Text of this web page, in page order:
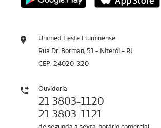
Unimed Leste Fluminense
Rua Dr. Borman, 51 - Niterói - RJ
CEP: 24020-320
Ouvidoria
21 3803-1120
21 3803-1121